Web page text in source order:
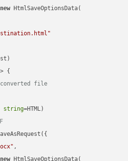
new HtmlSaveOptionsData(
{
file
string
,
new HtmlSaveOptionsData(